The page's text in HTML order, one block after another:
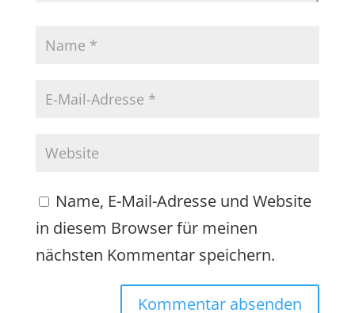
Name, E-Mail-Adresse und Website
in diesem Browser für meinen
nächsten Kommentar speichern.